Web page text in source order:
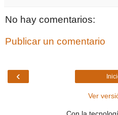
No hay comentarios:
Publicar un comentario
‹
Ver